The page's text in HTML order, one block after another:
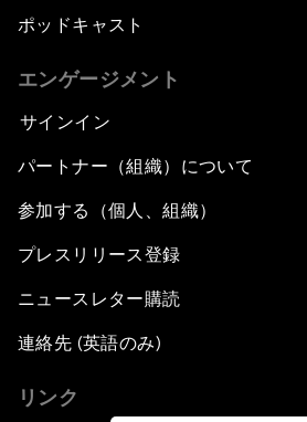
ポッドキャスト
エンゲージメント
サインイン
パートナー（組織）について
参加する（個人、組織）
プレスリリース登録
ニュースレター購読
連絡先 (英語のみ)
リンク